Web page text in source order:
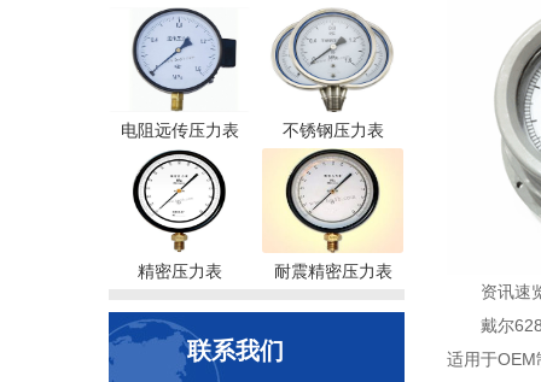
电阻远传压力表 不锈钢压力表
精密压力表 耐震精密压力表
联系我们
资讯速
戴尔
适用于OEM